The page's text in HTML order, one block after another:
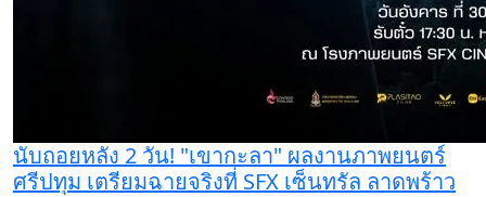
นับถอยหลัง 2 วัน! "เขากะลา" ผลงานภาพยนตร์
ศรีปทุม เตรียมฉายจริงที่ SFX เซ็นทรัล ลาดพร้าว